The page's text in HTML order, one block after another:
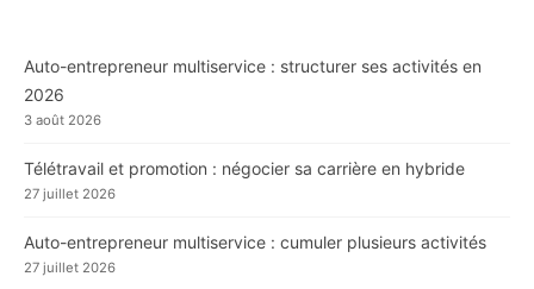
Auto-entrepreneur multiservice : structurer ses activités en
2026
3 août 2026
Télétravail et promotion : négocier sa carrière en hybride
27 juillet 2026
Auto-entrepreneur multiservice : cumuler plusieurs activités
27 juillet 2026